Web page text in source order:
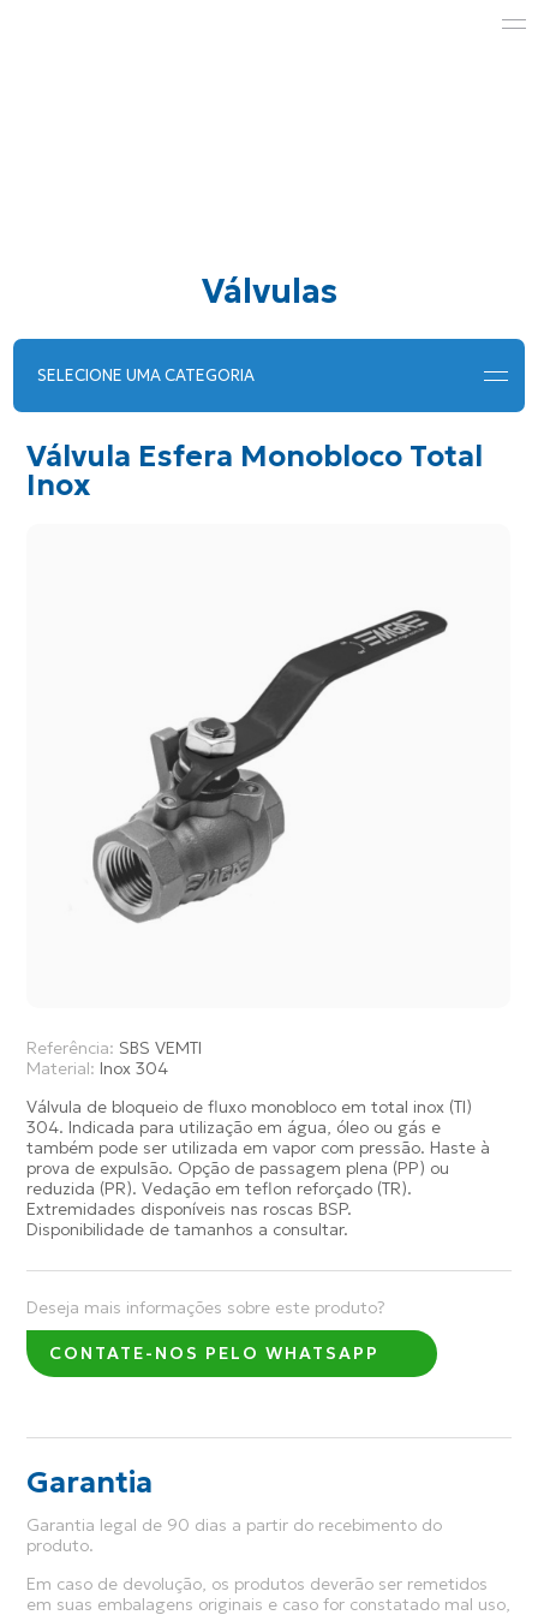
Válvulas
SELECIONE UMA CATEGORIA
Válvula Esfera Monobloco Total
Inox
Referência: SBS VEMTI
Material: Inox 304
Válvula de bloqueio de fluxo monobloco em total inox (TI)
304. Indicada para utilização em água, óleo ou gás e
também pode ser utilizada em vapor com pressão. Haste à
prova de expulsão. Opção de passagem plena (PP) ou
reduzida (PR). Vedação em teflon reforçado (TR).
Extremidades disponíveis nas roscas BSP.
Disponibilidade de tamanhos a consultar.
Deseja mais informações sobre este produto?
CONTATE-NOS PELO WHATSAPP
Garantia
Garantia legal de 90 dias a partir do recebimento do
produto.
Em caso de devolução, os produtos deverão ser remetidos
em suas embalagens originais e caso for constatado mal uso,